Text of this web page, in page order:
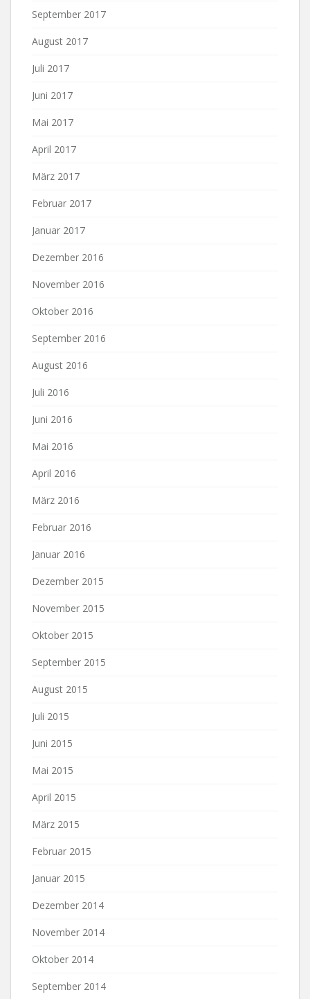
September 2017
August 2017
Juli 2017
Juni 2017
Mai 2017
April 2017
März 2017
Februar 2017
Januar 2017
Dezember 2016
November 2016
Oktober 2016
September 2016
August 2016
Juli 2016
Juni 2016
Mai 2016
April 2016
März 2016
Februar 2016
Januar 2016
Dezember 2015
November 2015
Oktober 2015
September 2015
August 2015
Juli 2015
Juni 2015
Mai 2015
April 2015
März 2015
Februar 2015
Januar 2015
Dezember 2014
November 2014
Oktober 2014
September 2014